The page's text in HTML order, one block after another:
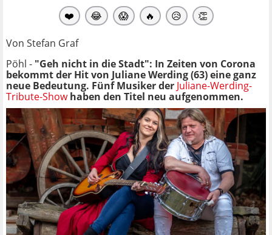
❤️ 😂 😱 🔥 😥 👏
Von Stefan Graf
Pöhl - "Geh nicht in die Stadt": In Zeiten von Corona
bekommt der Hit von Juliane Werding (63) eine ganz
neue Bedeutung. Fünf Musiker der Juliane-Werding-
Tribute-Showhaben den Titel neu aufgenommen.